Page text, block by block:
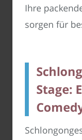
Ihre
sorgen für
Stage: